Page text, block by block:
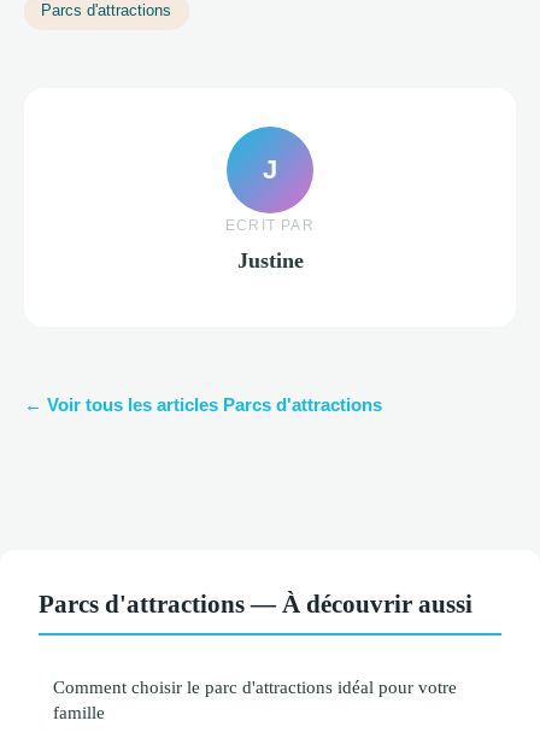
Parcs d'attractions
J
ECRIT PAR
Justine
← Voir tous les articles Parcs d'attractions
Parcs d'attractions — À découvrir aussi
Comment choisir le parc d'attractions idéal pour votre
famille